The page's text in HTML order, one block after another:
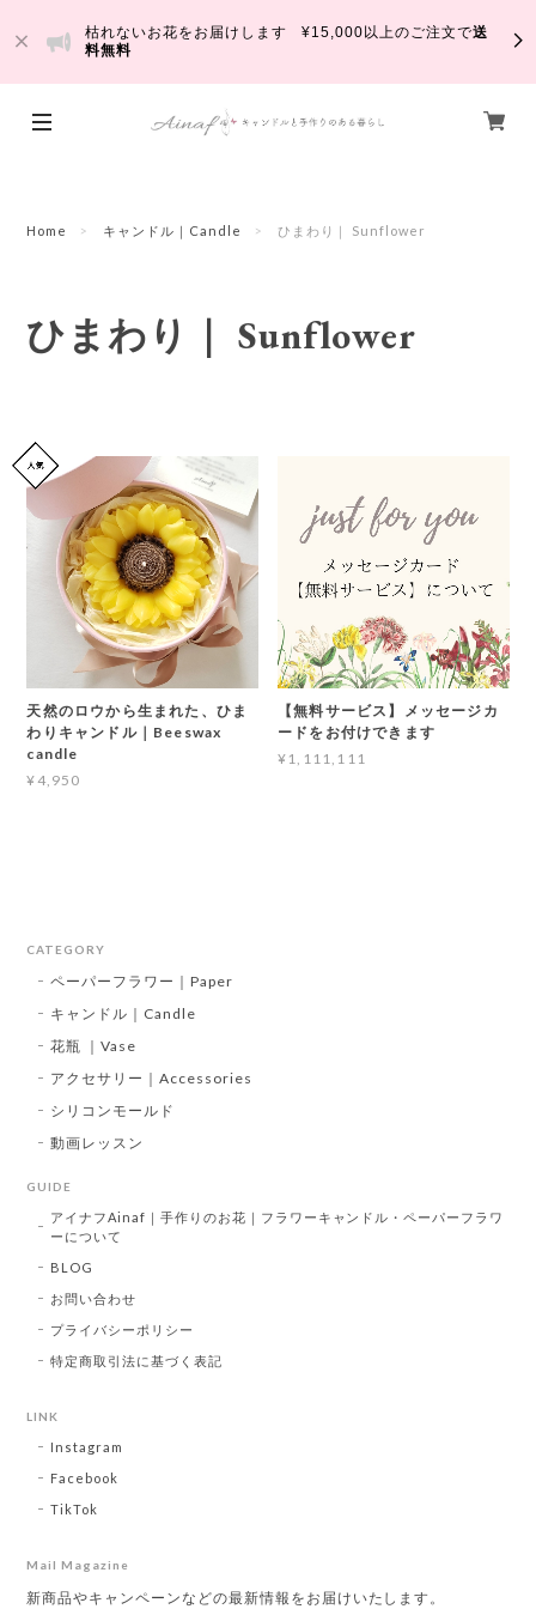
枯れないお花をお届けします ¥15,000以上のご注文で送
料無料
Home キャンドル｜Candle ひまわり｜ Sunflower
ひまわり｜ Sunflower
天然のロウから生まれた、ひま
わりキャンドル｜Beeswax
candle
¥4,950
【無料サービス】メッセージカ
ードをお付けできます
¥1,111,111
CATEGORY
ペーパーフラワー｜Paper
キャンドル｜Candle
花瓶 ｜Vase
アクセサリー｜Accessories
シリコンモールド
動画レッスン
GUIDE
アイナフAinaf｜手作りのお花｜フラワーキャンドル・ペーパーフラワ
ーについて
BLOG
お問い合わせ
プライバシーポリシー
特定商取引法に基づく表記
LINK
Instagram
Facebook
TikTok
Mail Magazine
新商品やキャンペーンなどの最新情報をお届けいたします。